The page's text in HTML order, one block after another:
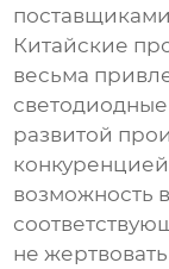
поставщиками
Китайские
весьма
развитой
возможность
не